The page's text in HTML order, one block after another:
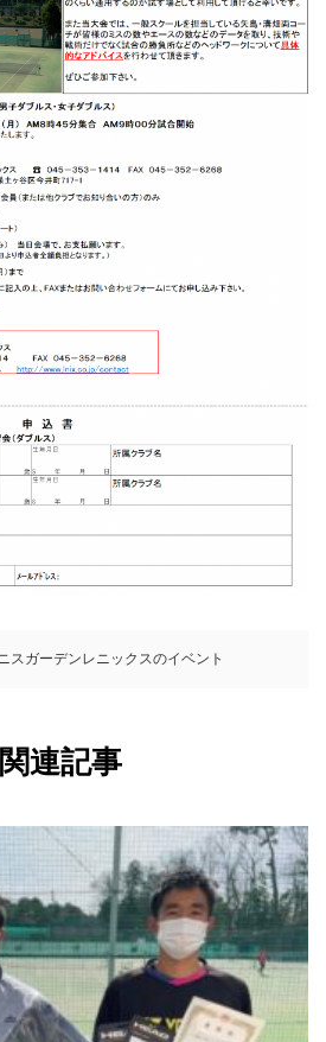
スガーデンレニックスのイベント
関連記事